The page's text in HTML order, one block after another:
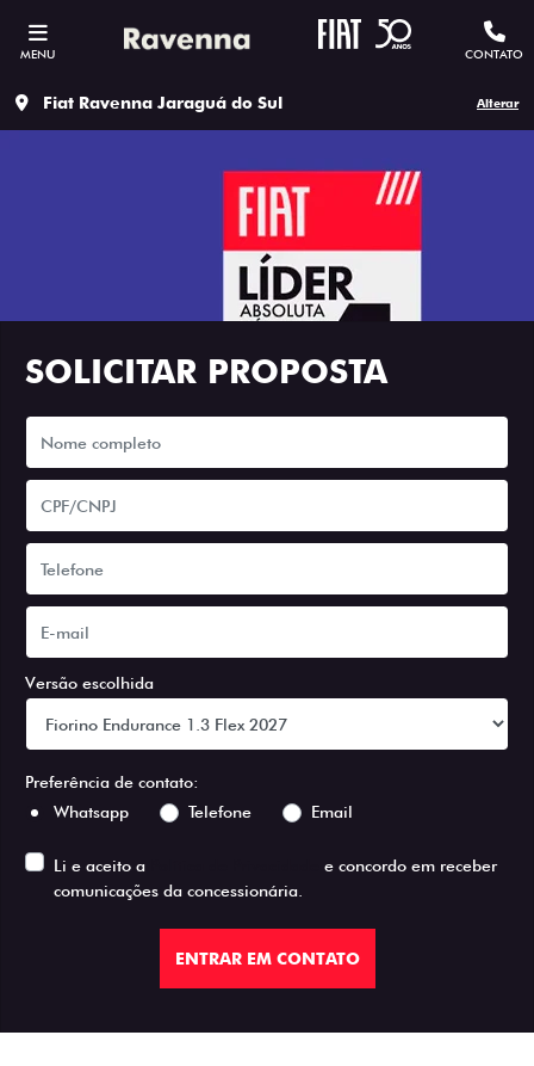
MENU CONTATO
Fiat Ravenna Jaraguá do Sul Alterar
SOLICITAR PROPOSTA
Versão escolhida
Preferência de contato:
Whatsapp
Telefone Email
Li e aceito a
e concordo em receber
comunicações da concessionária.
ENTRAR EM CONTATO